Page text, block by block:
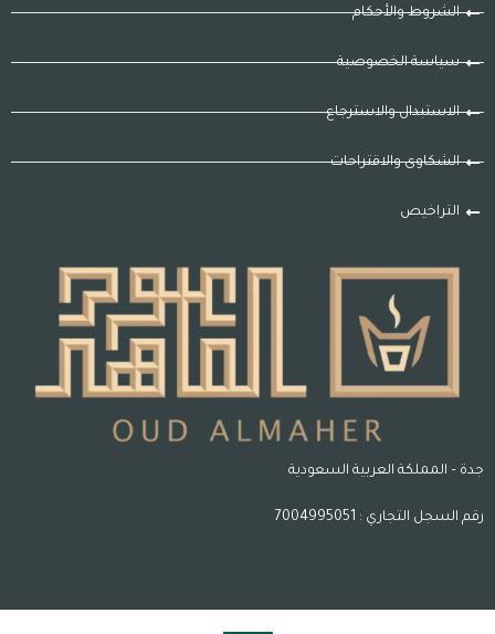
الشروط والأحكام
سياسة الخصوصية
الاستبدال والاسترجاع
الشكاوى والاقتراحات
التراخيص
جدة – المملكة العربية السعودية
رقم السجل التجاري : 7004995051